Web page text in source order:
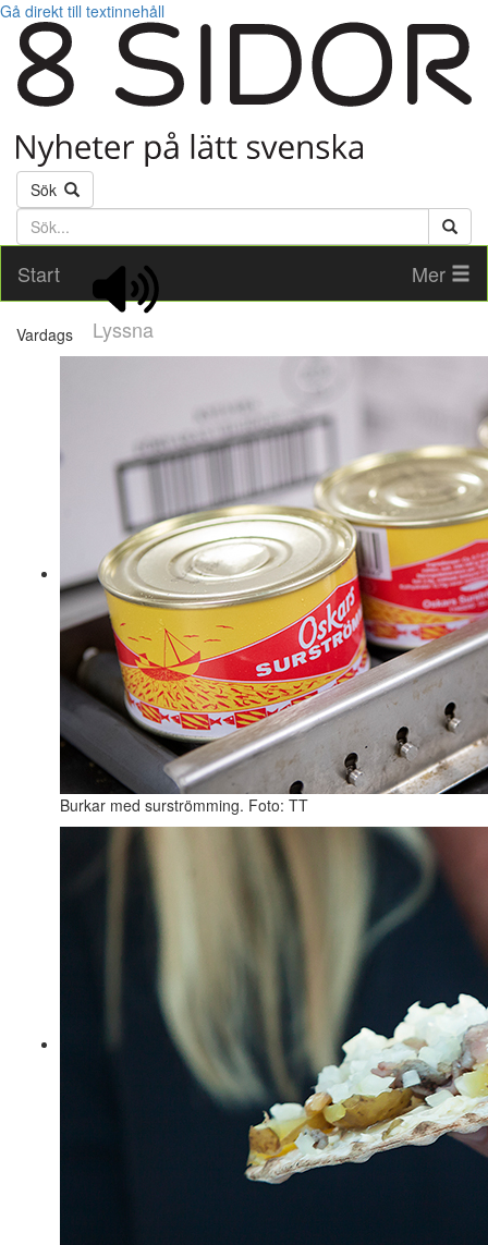
Gå direkt till textinnehåll
Sök
Söktext
Start
Lyssna
Mer
Vardags
Burkar med surströmming. Foto: TT